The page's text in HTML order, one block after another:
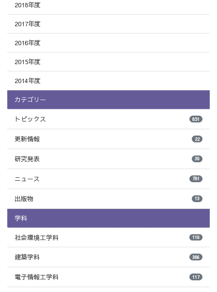
2018年度
2017年度
2016年度
2015年度
2014年度
カテゴリー
トピックス 851
更新情報 22
研究発表 39
ニュース 781
出版物 13
学科
社会環境工学科 119
建築学科 386
電子情報工学科 117